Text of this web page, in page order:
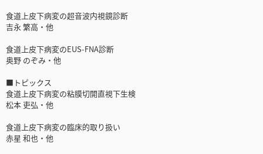
食道上皮下病変の超音波内視鏡診断
吉永 繁高・他
食道上皮下病変のEUS-FNA診断
奥野 のぞみ・他
■トピックス
食道上皮下病変の粘膜切開直視下生検
松本 吏弘・他
食道上皮下病変の臨床的取り扱い
赤星 和也・他